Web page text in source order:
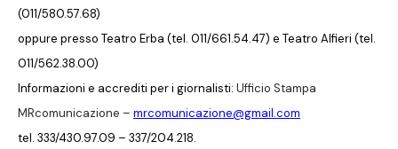
(011/580.57.68)
oppure presso Teatro Erba (tel. 011/661.54.47) e Teatro Alfieri (tel.
011/562.38.00)
Informazioni e accrediti per i giornalisti: Ufficio Stampa
MRcomunicazione – mrcomunicazione@gmail.com
tel. 333/430.97.09 – 337/204.218.